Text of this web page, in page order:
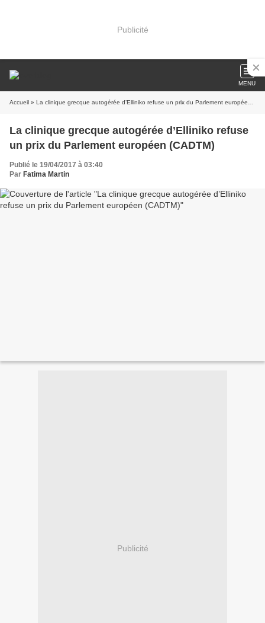
Publicité
MENU
Accueil » La clinique grecque autogérée d’Elliniko refuse un prix du Parlement européen (CADTM)
La clinique grecque autogérée d’Elliniko refuse
un prix du Parlement européen (CADTM)
Publié le 19/04/2017 à 03:40
Par Fatima Martin
Publicité